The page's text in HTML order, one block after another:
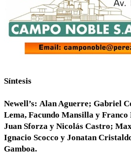
Síntesis
Newell’s: Alan Aguerre; Gabriel
Lema, Facundo Mansilla y Franco
Juan Sforza y Nicolás Castro;
Ignacio Scocco y Jonatan
Gamboa.